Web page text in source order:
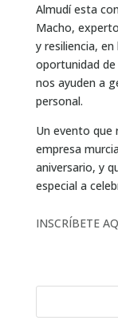
Almudí esta
Macho,
y resiliencia,
oportunidad
nos ayuden a
personal.
Un evento que
empresa
aniversario, y
especial a
INSCRÍBETE